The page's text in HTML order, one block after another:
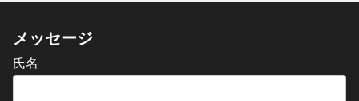
メッセージ
氏名